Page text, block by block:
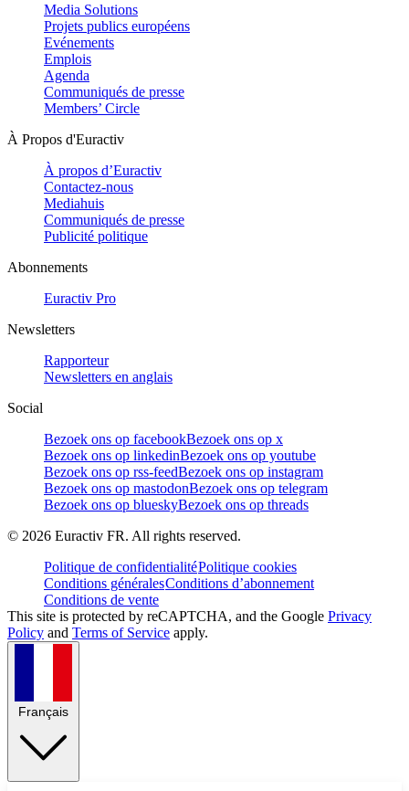
Media Solutions
Projets publics européens
Evénements
Emplois
Agenda
Communiqués de presse
Members’ Circle
À Propos d'Euractiv
À propos d’Euractiv
Contactez-nous
Mediahuis
Communiqués de presse
Publicité politique
Abonnements
Euractiv Pro
Newsletters
Rapporteur
Newsletters en anglais
Social
Bezoek ons op facebookBezoek ons op x
Bezoek ons op linkedinBezoek ons op youtube
Bezoek ons op rss-feedBezoek ons op instagram
Bezoek ons op mastodonBezoek ons op telegram
Bezoek ons op blueskyBezoek ons op threads
© 2026 Euractiv FR. All rights reserved.
Politique de confidentialitéPolitique cookies
Conditions généralesConditions d’abonnement
Conditions de vente
This site is protected by reCAPTCHA, and the Google Privacy
Policy and Terms of Service apply.
Français